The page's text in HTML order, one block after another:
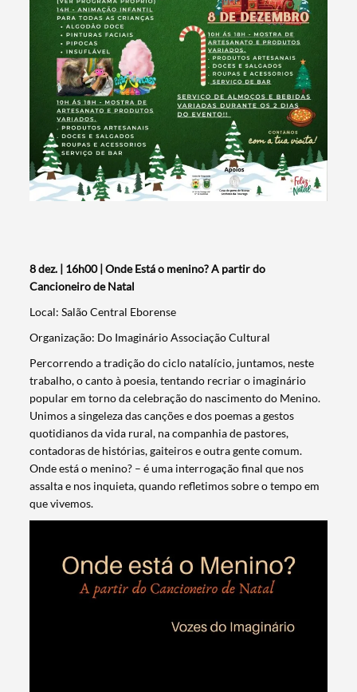
8 dez. | 16h00 | Onde Está o menino? A partir do
Cancioneiro de Natal
Local: Salão Central Eborense
Organização: Do Imaginário Associação Cultural
Percorrendo a tradição do ciclo natalício, juntamos, neste
trabalho, o canto à poesia, tentando recriar o imaginário
popular em torno da celebração do nascimento do Menino.
Unimos a singeleza das canções e dos poemas a gestos
quotidianos da vida rural, na companhia de pastores,
contadoras de histórias, gaiteiros e outra gente comum.
Onde está o menino? – é uma interrogação final que nos
assalta e nos inquieta, quando refletimos sobre o tempo em
que vivemos.